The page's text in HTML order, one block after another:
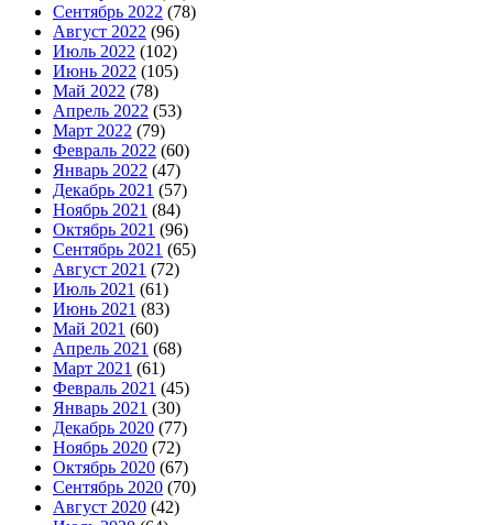
Сентябрь 2022 (78)
Август 2022 (96)
Июль 2022 (102)
Июнь 2022 (105)
Май 2022 (78)
Апрель 2022 (53)
Март 2022 (79)
Февраль 2022 (60)
Январь 2022 (47)
Декабрь 2021 (57)
Ноябрь 2021 (84)
Октябрь 2021 (96)
Сентябрь 2021 (65)
Август 2021 (72)
Июль 2021 (61)
Июнь 2021 (83)
Май 2021 (60)
Апрель 2021 (68)
Март 2021 (61)
Февраль 2021 (45)
Январь 2021 (30)
Декабрь 2020 (77)
Ноябрь 2020 (72)
Октябрь 2020 (67)
Сентябрь 2020 (70)
Август 2020 (42)